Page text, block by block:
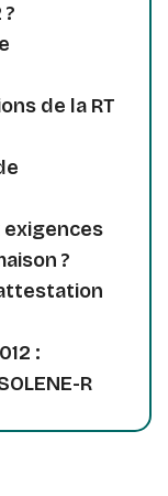
de la RT
?
:
R